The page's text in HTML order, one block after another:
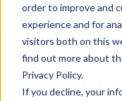
order to improve and
experience and for
visitors both on this
find out more about
Privacy Policy.
If you decline, your